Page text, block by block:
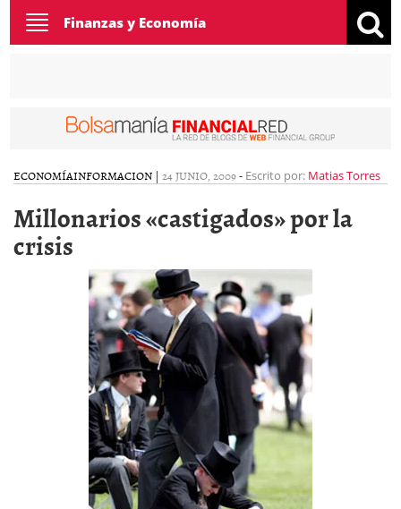
Toggle
navigation
Finanzas y Economía
ECONOMÍAINFORMACION | 24 JUNIO, 2009- Escrito por: Matias Torres
Millonarios «castigados» por la
crisis